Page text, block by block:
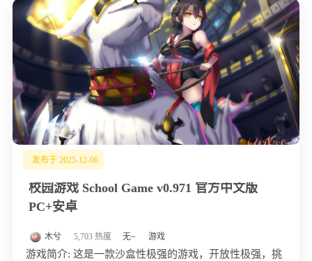
发布于 2025-12-06
校园游戏 School Game v0.971 官方中文版
PC+安卓
木兮 5,703 热度 无~ 游戏
游戏简介: 这是一款沙盒性极强的游戏，开放性极强，挑